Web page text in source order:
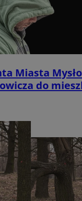
Miasta
do